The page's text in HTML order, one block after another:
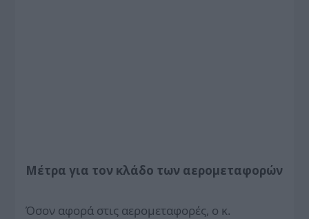
Μέτρα για τον κλάδο των αερομεταφορών
Όσον αφορά στις αερομεταφορές, ο κ.